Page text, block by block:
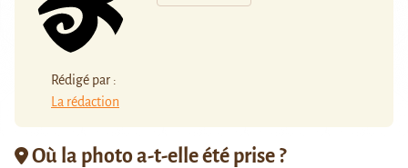
Rédigé par :
La rédaction
Où la photo a-t-elle été prise ?